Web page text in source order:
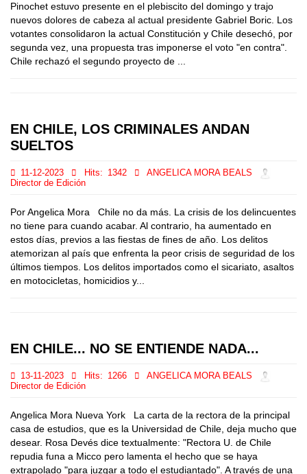
Pinochet estuvo presente en el plebiscito del domingo y trajo
nuevos dolores de cabeza al actual presidente Gabriel Boric. Los
votantes consolidaron la actual Constitución y Chile desechó, por
segunda vez, una propuesta tras imponerse el voto "en contra".
Chile rechazó el segundo proyecto de ...
EN CHILE, LOS CRIMINALES ANDAN
SUELTOS
11-12-2023 Hits: 1342
ANGELICA MORA BEALS
Director de Edición
Por Angelica Mora Chile no da más. La crisis de los delincuentes
no tiene para cuando acabar. Al contrario, ha aumentado en
estos días, previos a las fiestas de fines de año. Los delitos
atemorizan al país que enfrenta la peor crisis de seguridad de los
últimos tiempos. Los delitos importados como el sicariato, asaltos
en motocicletas, homicidios y...
EN CHILE... NO SE ENTIENDE NADA...
13-11-2023 Hits: 1266
ANGELICA MORA BEALS
Director de Edición
Angelica Mora Nueva York La carta de la rectora de la principal
casa de estudios, que es la Universidad de Chile, deja mucho que
desear. Rosa Devés dice textualmente: "Rectora U. de Chile
repudia funa a Micco pero lamenta el hecho que se haya
extrapolado "para juzgar a todo el estudiantado". A través de una